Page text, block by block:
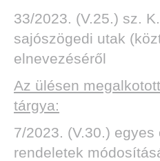
33/2023. (V.25.) sz.
sajószögedi utak
elnevezéséről
Az ülésen
tárgya:
7/2023. (V.30.) egyes
rendeletek